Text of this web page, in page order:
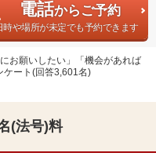
電話からご予約
時や場所が未定でも予約できます
お願いしたい」「機会があれば
ケート(回答3,601名)
(法号)料